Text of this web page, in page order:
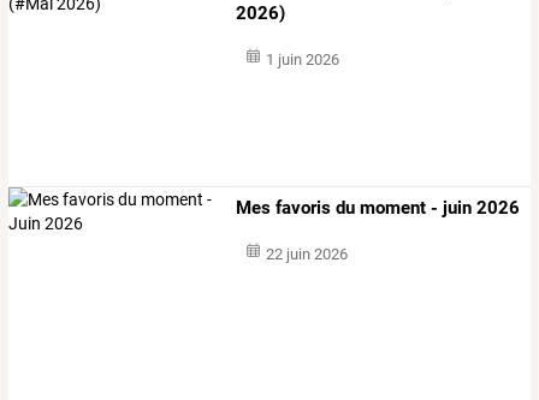
2026)
1 juin 2026
Mes favoris du moment - juin 2026
22 juin 2026